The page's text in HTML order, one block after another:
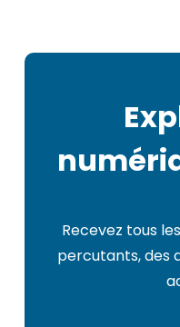
Recevez tous
percutants, des